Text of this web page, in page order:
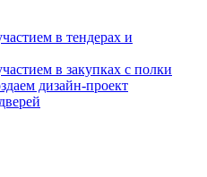
в тендерах и
в закупках с полки
дизайн-проект